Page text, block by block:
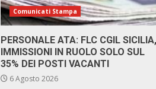
Comunicati Stampa
PERSONALE ATA: FLC CGIL SICILIA,
IMMISSIONI IN RUOLO SOLO SUL
35% DEI POSTI VACANTI
6 Agosto 2026